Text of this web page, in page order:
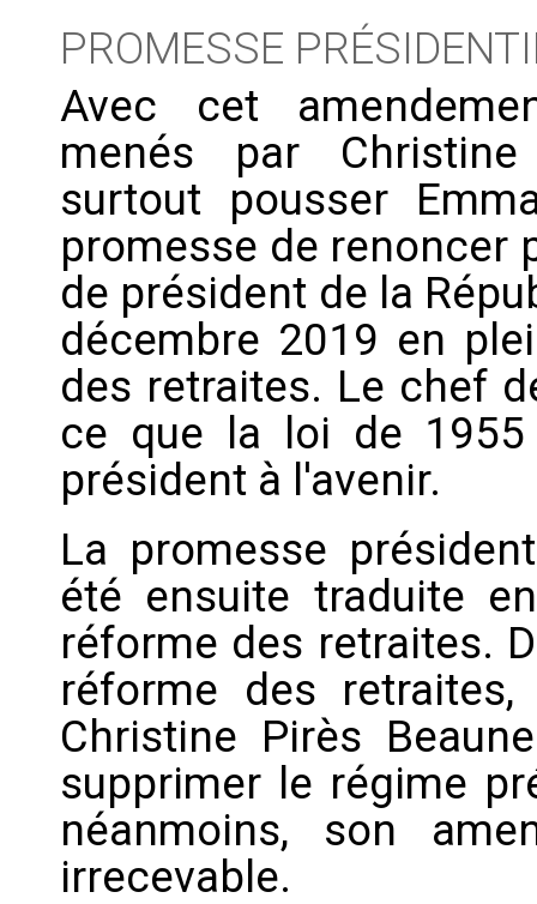
PROMESSE
Avec cet
menés par
surtout pousser
promesse de renoncer
de président de la
décembre 2019 en
des retraites. Le chef
ce que la loi de
président à l'avenir.
La promesse
été ensuite traduite
réforme des retraites.
réforme des
Christine Pirès
supprimer le régime
néanmoins, son
irrecevable.